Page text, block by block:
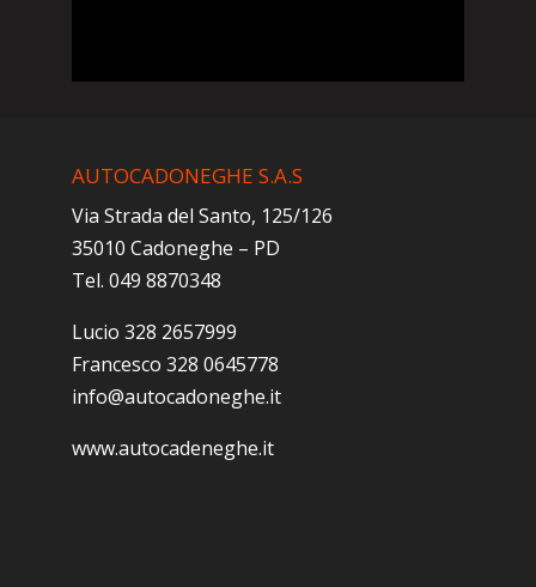
AUTOCADONEGHE S.A.S
Via Strada del Santo, 125/126
35010 Cadoneghe – PD
Tel. 049 8870348
Lucio 328 2657999
Francesco 328 0645778
info@autocadoneghe.it
www.autocadeneghe.it